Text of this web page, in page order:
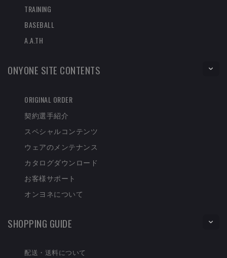
TRAINING
BASEBALL
A.A.TH
ONYONE SITE CONTENTS
ORIGINAL ORDER
契約選手紹介
スペシャルコンテンツ
ウェアのメンテナンス
カタログダウンロード
お客様サポート
オンヨネについて
SHOPPING GUIDE
配送・送料について